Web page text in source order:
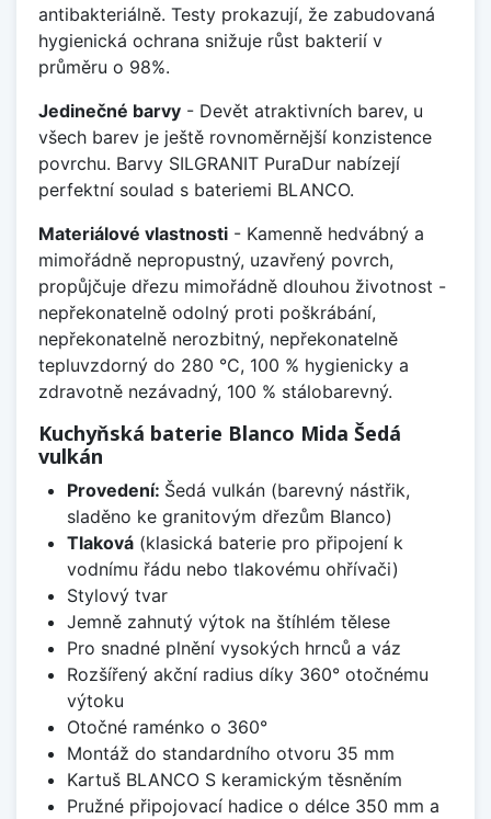
antibakteriálně. Testy prokazují, že zabudovaná
hygienická ochrana snižuje růst bakterií v
průměru o 98%.
Jedinečné barvy - Devět atraktivních barev, u
všech barev je ještě rovnoměrnější konzistence
povrchu. Barvy SILGRANIT PuraDur nabízejí
perfektní soulad s bateriemi BLANCO.
Materiálové vlastnosti - Kamenně hedvábný a
mimořádně nepropustný, uzavřený povrch,
propůjčuje dřezu mimořádně dlouhou životnost -
nepřekonatelně odolný proti poškrábání,
nepřekonatelně nerozbitný, nepřekonatelně
tepluvzdorný do 280 °C, 100 % hygienicky a
zdravotně nezávadný, 100 % stálobarevný.
Kuchyňská baterie Blanco Mida Šedá
vulkán
Provedení: Šedá vulkán (barevný nástřik,
sladěno ke granitovým dřezům Blanco)
Tlaková(klasická baterie pro připojení k
vodnímu řádu nebo tlakovému ohřívači)
Stylový tvar
Jemně zahnutý výtok na štíhlém tělese
Pro snadné plnění vysokých hrnců a váz
Rozšířený akční radius díky 360° otočnému
výtoku
Otočné raménko o 360°
Montáž do standardního otvoru 35 mm
Kartuš BLANCO S keramickým těsněním
Pružné připojovací hadice o délce 350 mm a